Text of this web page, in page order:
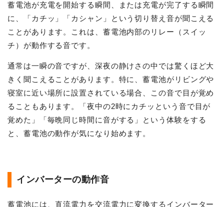
蓄電池が充電を開始する瞬間、または充電が完了する瞬間
に、「カチッ」「カシャン」という切り替え音が聞こえる
ことがあります。これは、蓄電池内部のリレー（スイッ
チ）が動作する音です。
通常は一瞬の音ですが、深夜の静けさの中では驚くほど大
きく聞こえることがあります。特に、蓄電池がリビングや
寝室に近い場所に設置されている場合、この音で目が覚め
ることもあります。「夜中の2時にカチッという音で目が
覚めた」「毎晩同じ時間に音がする」という体験をする
と、蓄電池の動作が気になり始めます。
インバーターの動作音
蓄電池には、直流電力を交流電力に変換するインバーター